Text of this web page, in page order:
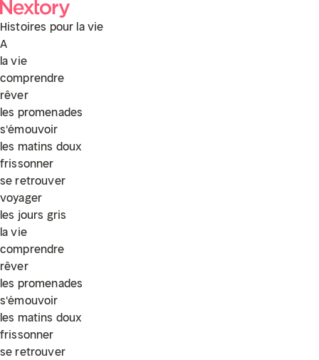
Histoires pour la vie
A
la vie
comprendre
rêver
les promenades
s'émouvoir
les matins doux
frissonner
se retrouver
voyager
les jours gris
la vie
comprendre
rêver
les promenades
s'émouvoir
les matins doux
frissonner
se retrouver